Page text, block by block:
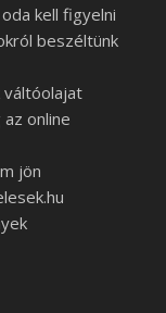
kell figyelni
beszéltünk
váltóolajat
online
jön